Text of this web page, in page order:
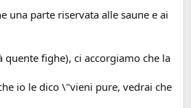
una parte riservata alle saune e ai
fighe), ci accorgiamo che la
io le dico \"vieni pure, vedrai che